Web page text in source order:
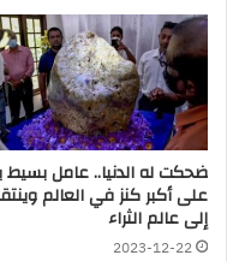
ضحكت له الدنيا.. عامل بسيط
على أكبر كنز في العالم
إلى عالم الثراء
2023-12-22